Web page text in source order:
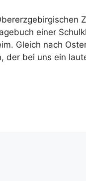
einer
Gleich nach
der bei uns ein